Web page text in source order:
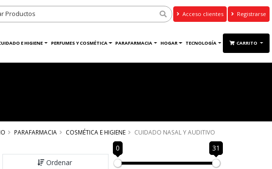
Acceso clientes Registrarse
E HIGIENE PERFUMES Y COSMÉTICA PARAFARMACIA HOGAR TECNOLOGÍA CARRITO
PARAFARMACIA COSMÉTICA E HIGIENE CUIDADO NASAL Y AUDITIVO
Ordenar
0 31